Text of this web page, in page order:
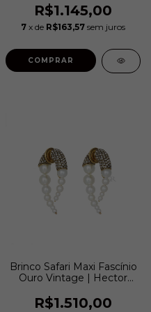
Albertazzi
R$1.145,00
7 x de R$163,57 sem juros
COMPRAR
Brinco Safari Maxi Fascínio
Ouro Vintage | Hector
R$1.510,00